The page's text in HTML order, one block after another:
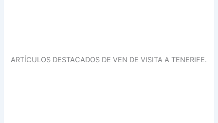
ARTÍCULOS DESTACADOS DE VEN DE VISITA A TENERIFE.